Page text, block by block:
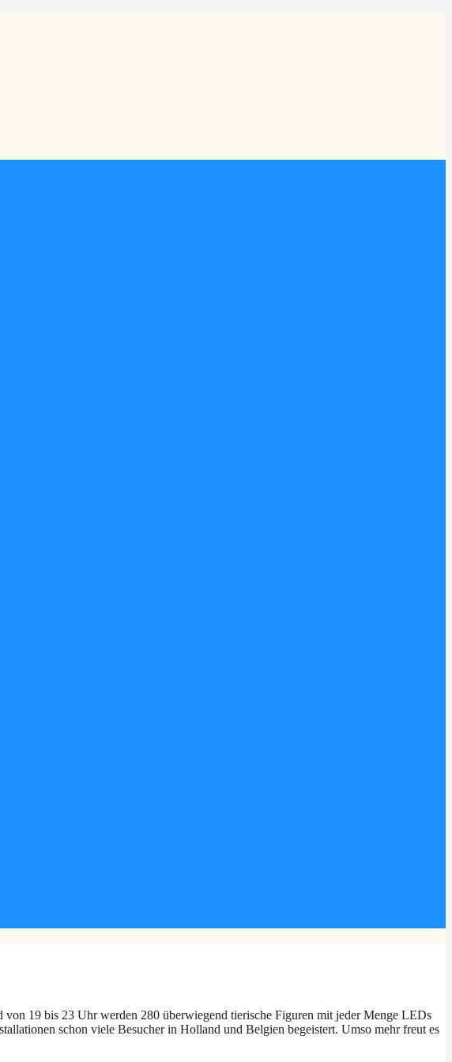
19 bis 23 Uhr werden 280 überwiegend tierische Figuren mit jeder Menge LEDs
schon viele Besucher in Holland und Belgien begeistert. Umso mehr freut es